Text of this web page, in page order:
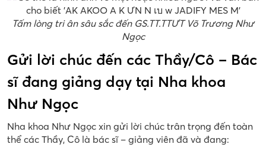
Tấm lòng tri ân sâu sắc đến GS.TT.TTƯT Võ Trương Như
Ngọc
Gửi lời chúc đến các Thầy/Cô – Bác
sĩ đang giảng dạy tại Nha khoa
Như Ngọc
Nha khoa Như Ngọc xin gửi lời chúc trân trọng đến toàn
thể các Thầy, Cô là bác sĩ – giảng viên đã và đang: